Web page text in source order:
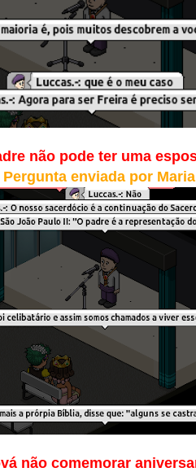
não pode ter uma
Pergunta enviada por Maria
não comemorar